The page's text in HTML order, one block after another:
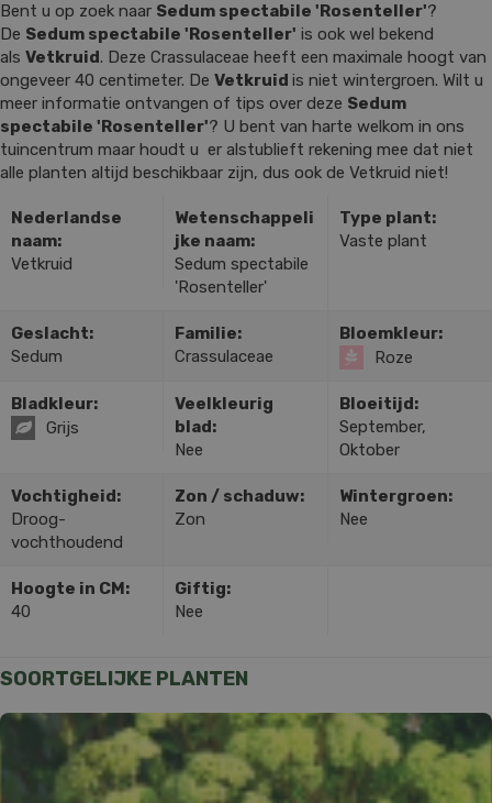
Bent u op zoek naar Sedum spectabile 'Rosenteller'?
De Sedum spectabile 'Rosenteller' is ook wel bekend
als Vetkruid. Deze Crassulaceae heeft een maximale hoogt van
ongeveer 40 centimeter. De Vetkruid is niet wintergroen. Wilt u
meer informatie ontvangen of tips over deze Sedum
spectabile 'Rosenteller'? U bent van harte welkom in ons
tuincentrum maar houdt u er alstublieft rekening mee dat niet
alle planten altijd beschikbaar zijn, dus ook de Vetkruid niet!
Nederlandse
naam:
Vetkruid
Wetenschappeli
jke naam:
Sedum spectabile
'Rosenteller'
Type plant:
Vaste plant
Geslacht:
Sedum
Familie:
Crassulaceae
Bloemkleur:
Roze
Bladkleur:
Grijs
Veelkleurig
blad:
Nee
Bloeitijd:
September,
Oktober
Vochtigheid:
Droog-
vochthoudend
Zon / schaduw:
Zon
Wintergroen:
Nee
Hoogte in CM:
40
Giftig:
Nee
SOORTGELIJKE PLANTEN